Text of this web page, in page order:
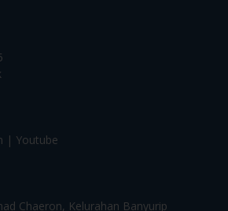
| Youtube
Chaeron, Kelurahan Banyurip